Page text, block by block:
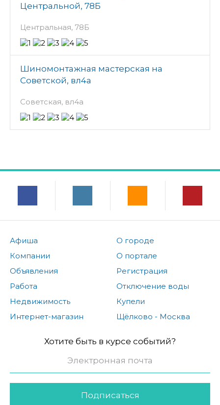
Центральной, 78Б
Центральная, 78Б
Шиномонтажная мастерская на
Советской, вл4а
Советская, вл4а
Афиша
Компании
Объявления
Работа
Недвижимость
Интернет-магазин
О городе
О портале
Регистрация
Отключение воды
Купели
Щёлково - Москва
Хотите быть в курсе событий?
Подписаться